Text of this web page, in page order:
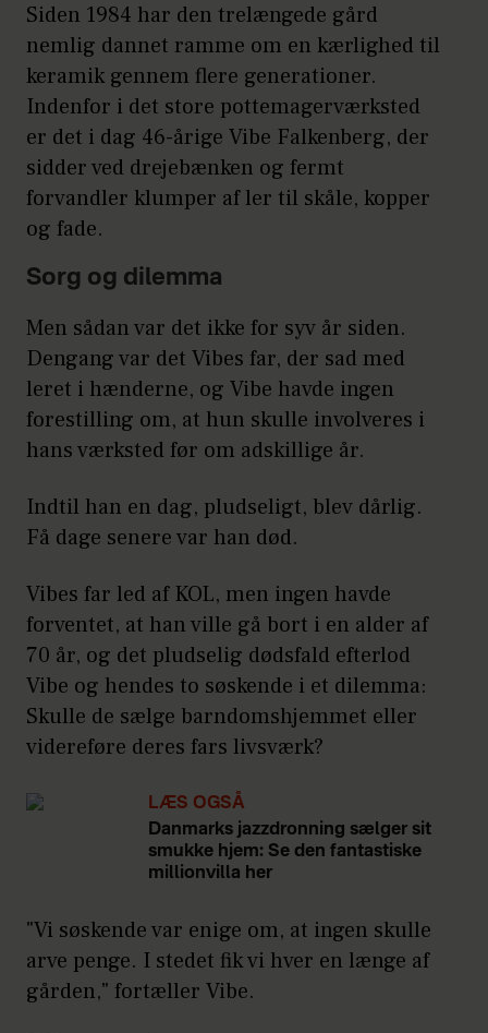
Siden 1984 har den trelængede gård
nemlig dannet ramme om en kærlighed til
keramik gennem flere generationer.
Indenfor i det store pottemagerværksted
er det i dag 46-årige Vibe Falkenberg, der
sidder ved drejebænken og fermt
forvandler klumper af ler til skåle, kopper
og fade.
Sorg og dilemma
Men sådan var det ikke for syv år siden.
Dengang var det Vibes far, der sad med
leret i hænderne, og Vibe havde ingen
forestilling om, at hun skulle involveres i
hans værksted før om adskillige år.
Indtil han en dag, pludseligt, blev dårlig.
Få dage senere var han død.
Vibes far led af KOL, men ingen havde
forventet, at han ville gå bort i en alder af
70 år, og det pludselig dødsfald efterlod
Vibe og hendes to søskende i et dilemma:
Skulle de sælge barndomshjemmet eller
videreføre deres fars livsværk?
LÆS OGSÅ
Danmarks jazzdronning sælger sit
smukke hjem: Se den fantastiske
millionvilla her
"Vi søskende var enige om, at ingen skulle
arve penge. I stedet fik vi hver en længe af
gården," fortæller Vibe.